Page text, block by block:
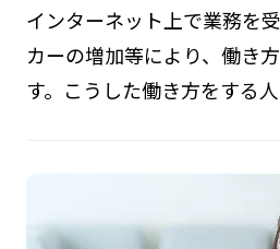
インターネット上で業務を
カーの増加等により、働き
す。こうした働き方をする